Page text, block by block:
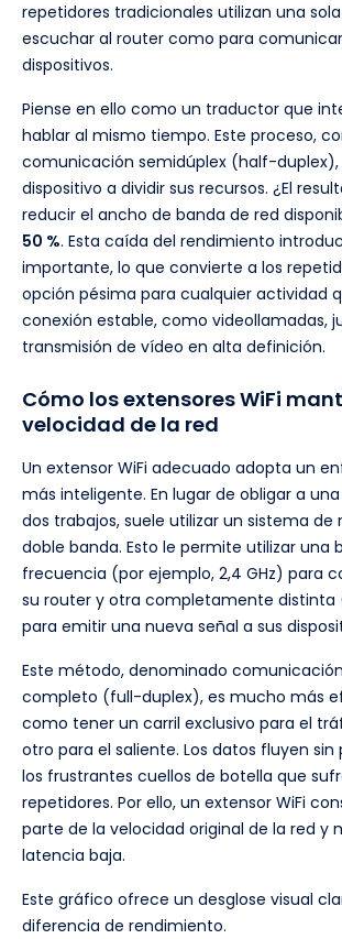
repetidores tradicionales utilizan una
escuchar al router como para
dispositivos.
Piense en ello como un traductor que
hablar al mismo tiempo. Este proceso,
comunicación semidúplex (half-duplex),
dispositivo a dividir sus recursos. ¿El
reducir el ancho de banda de red
50 %. Esta caída del rendimiento
importante, lo que convierte a los
opción pésima para cualquier actividad
conexión estable, como videollamadas,
transmisión de vídeo en alta definición.
Cómo los extensores WiFi
velocidad de la red
Un extensor WiFi adecuado adopta un
más inteligente. En lugar de obligar a
dos trabajos, suele utilizar un sistema de
doble banda. Esto le permite utilizar una
frecuencia (por ejemplo, 2,4 GHz) para
su router y otra completamente distinta
para emitir una nueva señal a sus
Este método, denominado
completo (full-duplex), es mucho más
como tener un carril exclusivo para el
otro para el saliente. Los datos fluyen sin
los frustrantes cuellos de botella que
repetidores. Por ello, un extensor WiFi
parte de la velocidad original de la red y
latencia baja.
Este gráfico ofrece un desglose visual
diferencia de rendimiento.